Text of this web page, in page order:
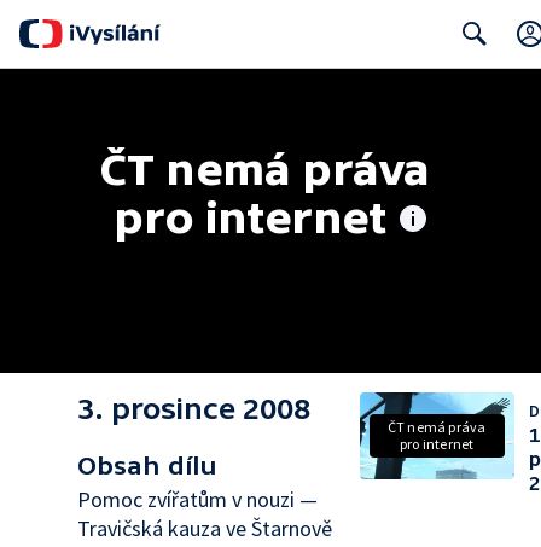
ČT nemá práva
pro internet
3. prosince 2008
Obsah dílu
Pomoc zvířatům v nouzi —
Travičská kauza ve Štarnově
ČT nemá práva
pro internet